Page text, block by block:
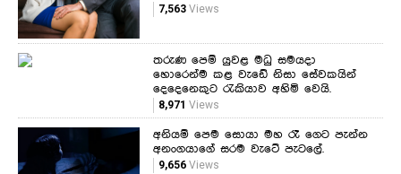
7,563Views
තරුණ පෙම් යුවළ මධු සමයදා
හොරෙන්ම කළ වැඩේ නිසා සේවකයින්
දෙදෙනෙකුට රැකියාව අහිමි වෙයි.
8,971 Views
අනියම් පෙම සොයා මහ රෑ ගෙට පැන්න
අනංගයාගේ සරම වැටේ පැටලේ.
9,656Views